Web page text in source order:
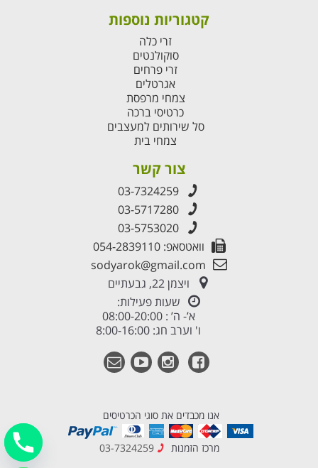
קטגוריות נוספות
זרי כלה
סוקולנטים
זרי פרחים
אגרטלים
צמחי מרפסת
כרטיסי ברכה
סל שירותים למעצבים
צמחי בית
צור קשר
03-7324259
03-5717280
03-5753020
וואטסאפ: 054-2839110
sodyarok@gmail.com
ויצמן 22, גבעתיים
שעות פעילות:
א’- ה’ : 08:00-20:00
ו' וערב חג: 8:00-16:00
אנו מכבדים את סוגי הכרטיסים
מרכז הזמנות 03-7324259